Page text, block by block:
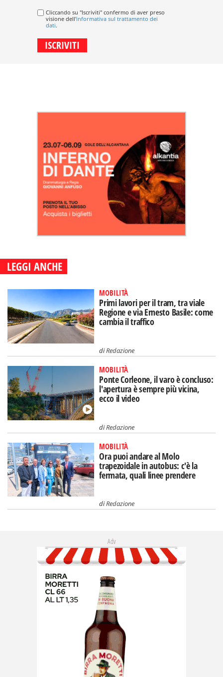
Cliccando su "Iscriviti" confermo di aver preso
visione dell'informativa sul trattamento dei
dati.
LEGGI ANCHE
MOBILITÀ
Primi lavori per il tram, tra viale
Regione e via Ernesto Basile: come
cambia il traffico
diRedazione
MOBILITÀ
Ponte Corleone, il varo è concluso:
l'apertura è sempre più vicina,
ecco il video
diRedazione
MOBILITÀ
Ora puoi andare al Molo
trapezoidale in autobus: c'è la
fermata, quali linee prendere
diRedazione
Adv